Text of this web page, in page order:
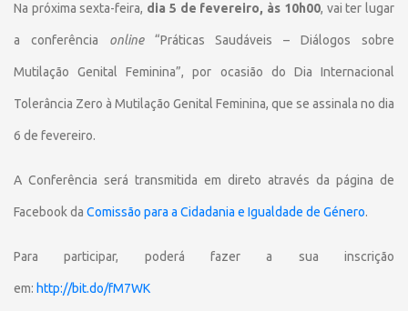
Na próxima sexta-feira, dia 5 de fevereiro, às 10h00, vai ter lugar
a conferência online“Práticas Saudáveis – Diálogos sobre
Mutilação Genital Feminina”, por ocasião do Dia Internacional
Tolerância Zero à Mutilação Genital Feminina, que se assinala no dia
6 de fevereiro.
A Conferência será transmitida em direto através da página de
Facebook da Comissão para a Cidadania e Igualdade de Género.
Para participar, poderá fazer a sua inscrição
em: http://bit.do/fM7WK